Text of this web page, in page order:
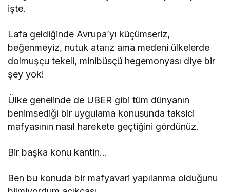
işte.
Lafa geldiğinde Avrupa’yı küçümseriz,
beğenmeyiz, nutuk atarız ama medeni ülkelerde
dolmuşçu tekeli, minibüsçü hegemonyası diye bir
şey yok!
Ülke genelinde de UBER gibi tüm dünyanın
benimsediği bir uygulama konusunda taksici
mafyasının nasıl harekete geçtiğini gördünüz.
Bir başka konu kantin…
Ben bu konuda bir mafyavari yapılanma olduğunu